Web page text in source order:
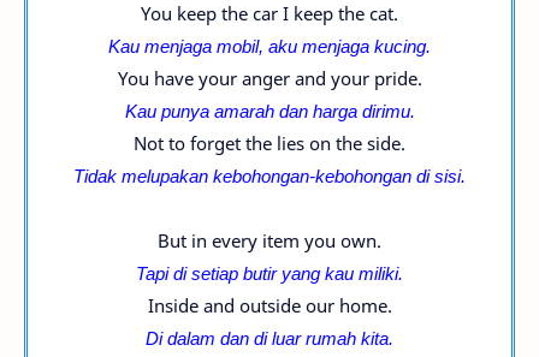
You keep the car I keep the cat.
Kau menjaga mobil, aku menjaga kucing.
You have your anger and your pride.
Kau punya amarah dan harga dirimu.
Not to forget the lies on the side.
Tidak melupakan kebohongan-kebohongan di sisi.
But in every item you own.
Tapi di setiap butir yang kau miliki.
Inside and outside our home.
Di dalam dan di luar rumah kita.